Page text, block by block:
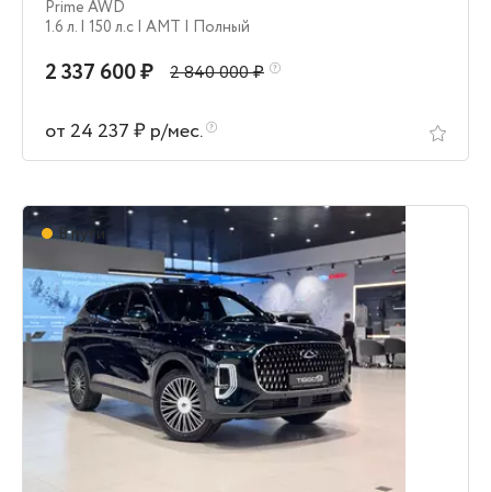
Prime AWD
1.6 л. | 150 л.c | AMT | Полный
2 337 600 ₽ 2 840 000 ₽
от 24 237 ₽ р/мес.
В пути